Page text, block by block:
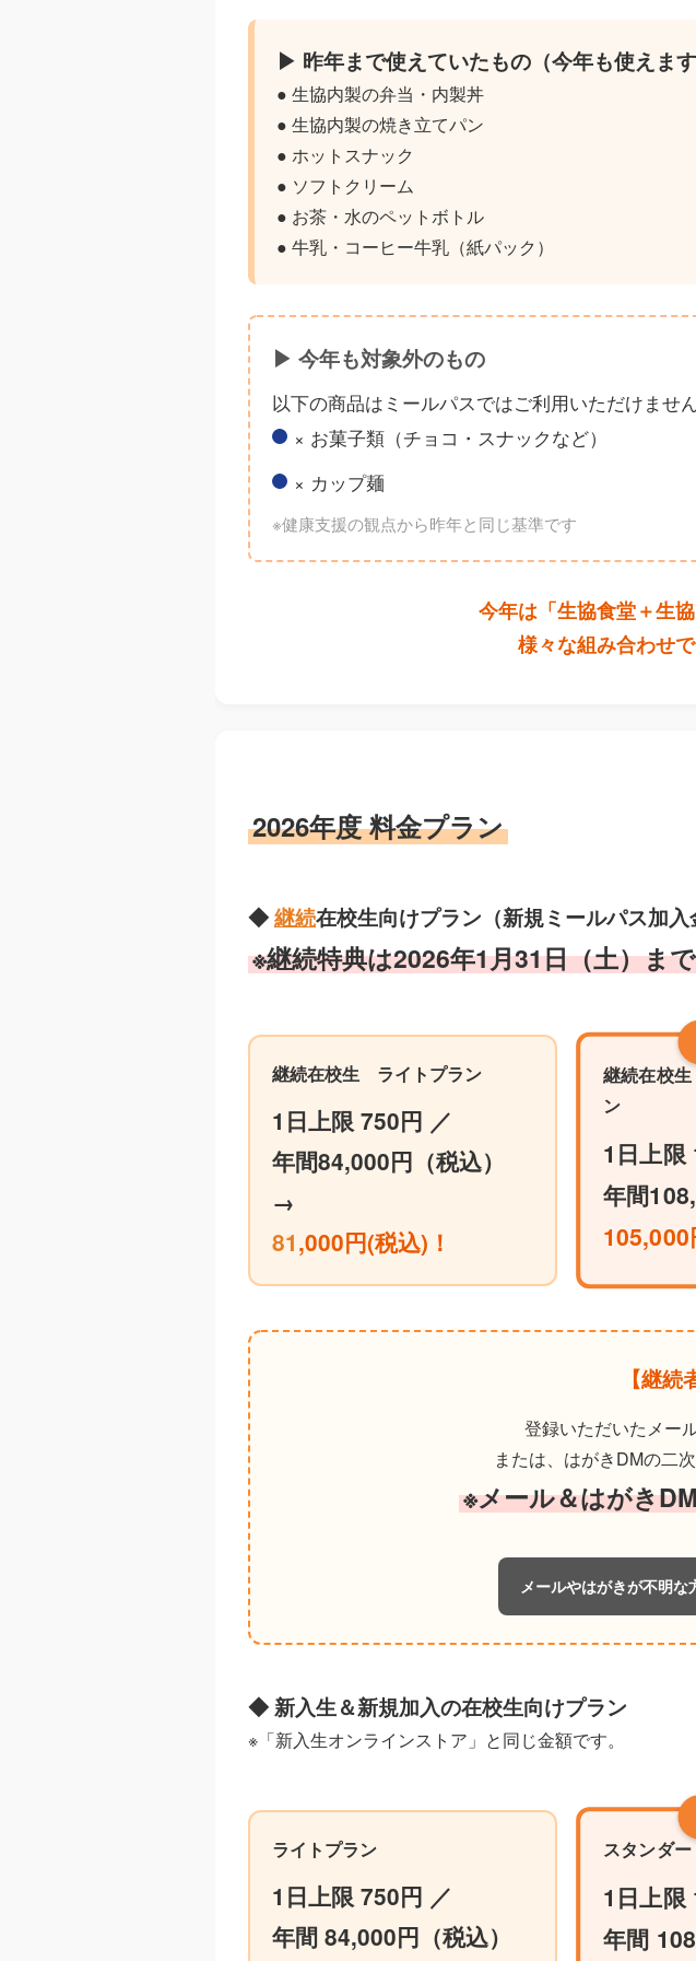
▶ 昨年まで使えていたもの（今年も使えます
● 生協内製の弁当・内製丼
● 生協内製の焼き立てパン
● ホットスナック
● ソフトクリーム
● お茶・水のペットボトル
● 牛乳・コーヒー牛乳（紙パック）
▶ 今年も対象外のもの
以下の商品はミールパスではご利用いただけませ
× お菓子類（チョコ・スナックなど）
× カップ麺
※健康支援の観点から昨年と同じ基準です
今年は「生協食堂＋生
様々な組み合わせ
2026年度 料金プラン
◆継続在校生向けプラン（新規ミールパス加入
※継続特典は2026年1月31日（土）ま
継続在校生 ライトプラン
1日上限 750円 ／
年間84,000円（税込）
→
81,000円(税込)！
継続在校
ン
1日上限
年間
105,000
【継続
登録いただいたメー
または、はがきDMの二
※メール＆はがき
メールやはがきが不明
◆ 新入生＆新規加入の在校生向けプラン
※「新入生オンラインストア」と同じ金額です。
ライトプラン
1日上限 750円 ／
年間 84,000円（税込）
スタンダ
1日上限
年間